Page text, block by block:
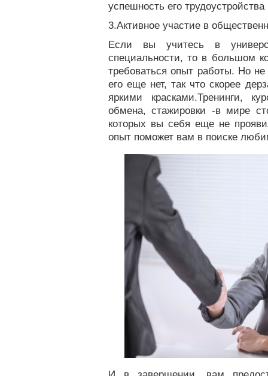
успешность его
3.Активное участие в
Если вы учитесь в
специальности, то в большом
требоваться опыт работы. Но
его еще нет, так что скорее
яркими красками.Тренинги,
обмена, стажировки -в мире
которых вы себя еще не
опыт поможет вам в поиске